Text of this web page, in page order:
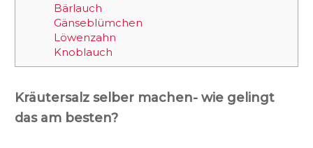
Bärlauch
Gänseblümchen
Löwenzahn
Knoblauch
Kräutersalz selber machen- wie gelingt
das am besten?